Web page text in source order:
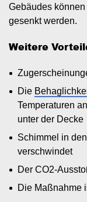
Gebäudes
gesenkt werden.
Weitere
Die
Temperaturen
unter der Decke
Schimmel in
verschwindet
Der CO2-
Die Maßnahme